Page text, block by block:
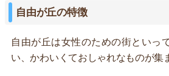
自由が丘の特徴
自由が丘は女性のための街といっ
い、かわいくておしゃれなものが集